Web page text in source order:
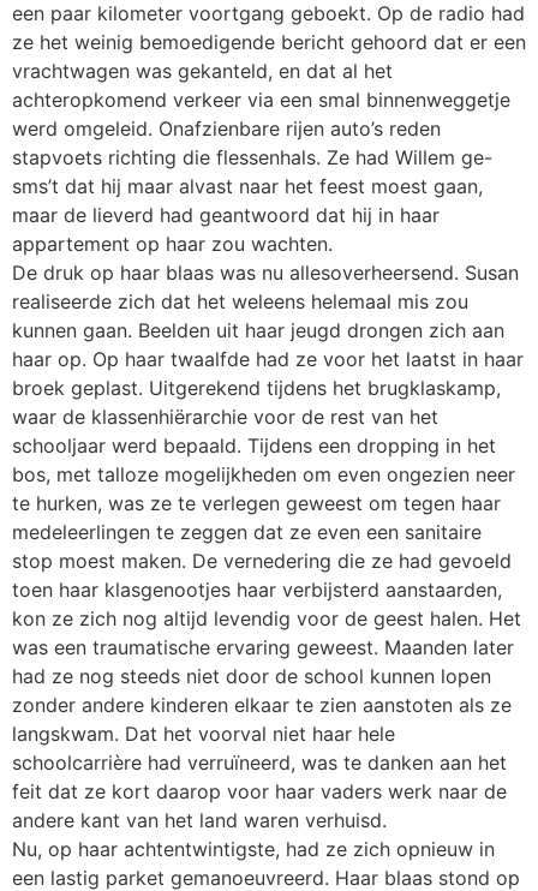
een paar kilometer voortgang geboekt. Op de radio had
ze het weinig bemoedigende bericht gehoord dat er een
vrachtwagen was gekanteld, en dat al het
achteropkomend verkeer via een smal binnenweggetje
werd omgeleid. Onafzienbare rijen auto’s reden
stapvoets richting die flessenhals. Ze had Willem ge-
sms’t dat hij maar alvast naar het feest moest gaan,
maar de lieverd had geantwoord dat hij in haar
appartement op haar zou wachten.
De druk op haar blaas was nu allesoverheersend. Susan
realiseerde zich dat het weleens helemaal mis zou
kunnen gaan. Beelden uit haar jeugd drongen zich aan
haar op. Op haar twaalfde had ze voor het laatst in haar
broek geplast. Uitgerekend tijdens het brugklaskamp,
waar de klassenhiërarchie voor de rest van het
schooljaar werd bepaald. Tijdens een dropping in het
bos, met talloze mogelijkheden om even ongezien neer
te hurken, was ze te verlegen geweest om tegen haar
medeleerlingen te zeggen dat ze even een sanitaire
stop moest maken. De vernedering die ze had gevoeld
toen haar klasgenootjes haar verbijsterd aanstaarden,
kon ze zich nog altijd levendig voor de geest halen. Het
was een traumatische ervaring geweest. Maanden later
had ze nog steeds niet door de school kunnen lopen
zonder andere kinderen elkaar te zien aanstoten als ze
langskwam. Dat het voorval niet haar hele
schoolcarrière had verruïneerd, was te danken aan het
feit dat ze kort daarop voor haar vaders werk naar de
andere kant van het land waren verhuisd.
Nu, op haar achtentwintigste, had ze zich opnieuw in
een lastig parket gemanoeuvreerd. Haar blaas stond op